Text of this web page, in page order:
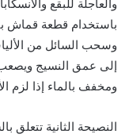
والعاجلة للبقع
باستخدام قطعة قماش
وسحب السائل من
إلى عمق النسيج
ومخفف بالماء إذا لزم
النصيحة الثانية تتعلق